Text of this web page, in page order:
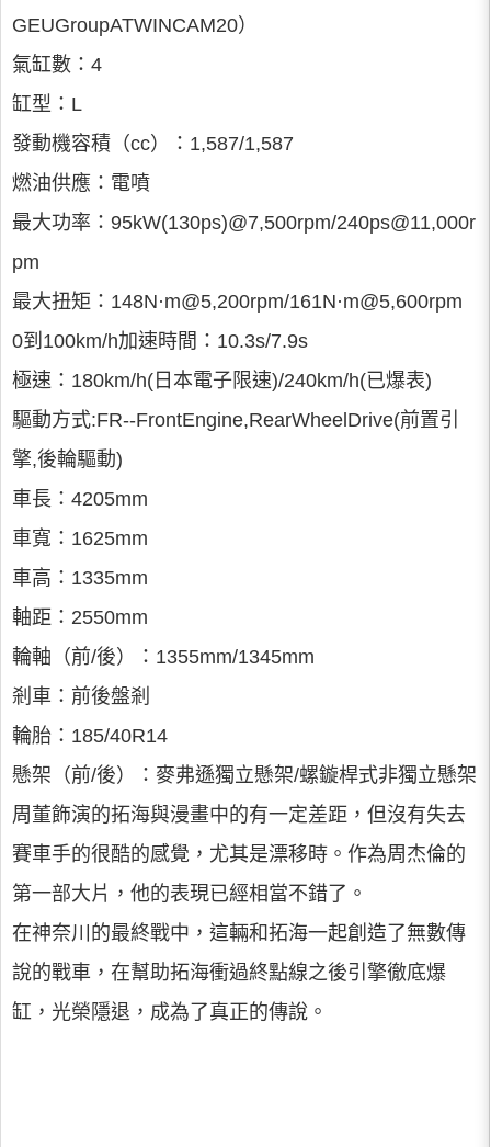
GEUGroupATWINCAM20）
氣缸數：4
缸型：L
發動機容積（cc）：1,587/1,587
燃油供應：電噴
最大功率：95kW(130ps)@7,500rpm/240ps@11,000r
pm
最大扭矩：148N·m@5,200rpm/161N·m@5,600rpm
0到100km/h加速時間：10.3s/7.9s
極速：180km/h(日本電子限速)/240km/h(已爆表)
驅動方式:FR--FrontEngine,RearWheelDrive(前置引
擎,後輪驅動)
車長：4205mm
車寬：1625mm
車高：1335mm
軸距：2550mm
輪軸（前/後）：1355mm/1345mm
剎車：前後盤剎
輪胎：185/40R14
懸架（前/後）：麥弗遜獨立懸架/螺鏇桿式非獨立懸架
周董飾演的拓海與漫畫中的有一定差距，但沒有失去
賽車手的很酷的感覺，尤其是漂移時。作為周杰倫的
第一部大片，他的表現已經相當不錯了。
在神奈川的最終戰中，這輛和拓海一起創造了無數傳
說的戰車，在幫助拓海衝過終點線之後引擎徹底爆
缸，光榮隱退，成為了真正的傳說。